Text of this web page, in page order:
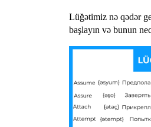
Lüğətimiz nə qədər
başlayın və bunun